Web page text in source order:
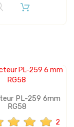
PL-259 6mm
RG58
2